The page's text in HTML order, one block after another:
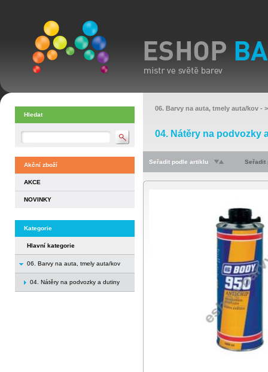
Hledat
Akční zboží
AKCE
NOVINKY
Kategorie
Hlavní kategorie
06. Barvy na auta, tmely auta/kov
04. Nátěry na podvozky a dutiny
06. Barvy na auta, tmely auta/kov -
04. Nátěry na podvozky
Seřadit podle artiklu Seřadit